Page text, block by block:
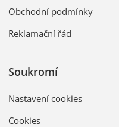
Obchodní podmínky
Reklamační řád
Soukromí
Nastavení cookies
Cookies